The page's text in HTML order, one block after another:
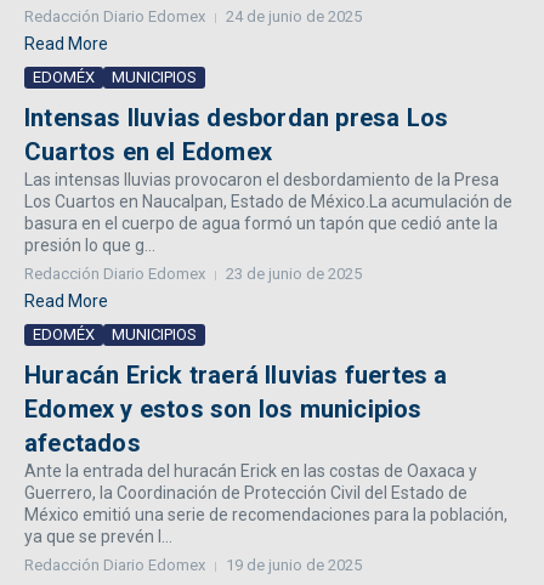
Redacción Diario Edomex 24 de junio de 2025
Read More
EDOMÉX MUNICIPIOS
Intensas lluvias desbordan presa Los
Cuartos en el Edomex
Las intensas lluvias provocaron el desbordamiento de la Presa
Los Cuartos en Naucalpan, Estado de México.La acumulación de
basura en el cuerpo de agua formó un tapón que cedió ante la
presión lo que g...
Redacción Diario Edomex 23 de junio de 2025
Read More
EDOMÉX MUNICIPIOS
Huracán Erick traerá lluvias fuertes a
Edomex y estos son los municipios
afectados
Ante la entrada del huracán Erick en las costas de Oaxaca y
Guerrero, la Coordinación de Protección Civil del Estado de
México emitió una serie de recomendaciones para la población,
ya que se prevén l...
Redacción Diario Edomex 19 de junio de 2025